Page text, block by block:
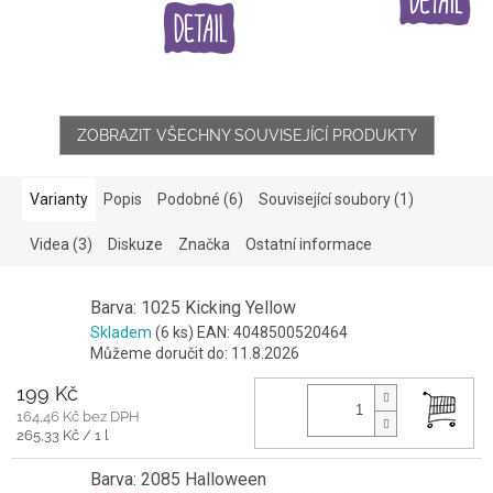
ZOBRAZIT VŠECHNY SOUVISEJÍCÍ PRODUKTY
Varianty Popis Podobné (6) Související soubory (1)
Videa (3) Diskuze Značka Ostatní informace
Barva: 1025 Kicking Yellow
Skladem (6 ks) EAN: 4048500520464
Můžeme doručit do: 11.8.2026
199 Kč
164,46 Kč bez DPH
Měrná
265,33 Kč / 1 l
Barva: 2085 Halloween